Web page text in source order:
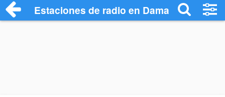
Estaciones de radio en Damascus -